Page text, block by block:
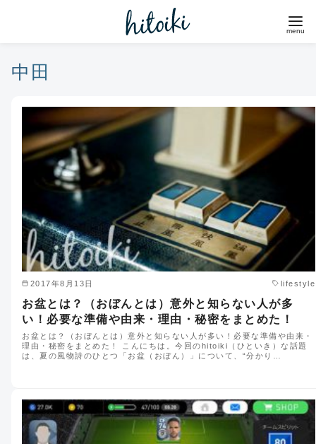
中田
2017年8月13日 lifestyle
お盆とは？（おぼんとは）意外と知らない人が多
い！必要な準備や由来・理由・秘密をまとめた！
お盆とは？（おぼんとは）意外と知らない人が多い！必要な準備や由来・
理由・秘密をまとめた！ こんにちは。今回のhitoiki（ひといき）な話題
は、夏の風物詩のひとつ「お盆（おぼん）」について、“分かり…